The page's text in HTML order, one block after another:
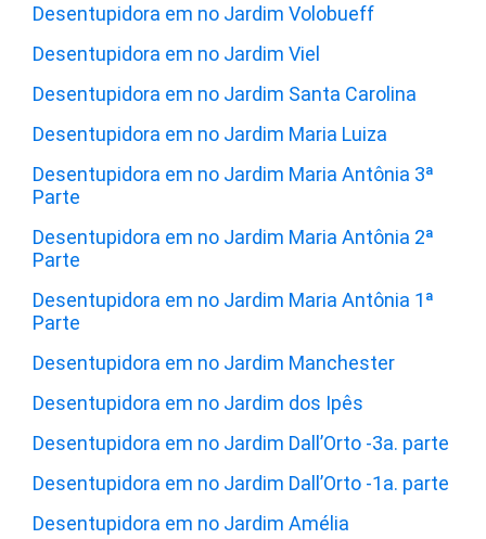
Desentupidora em no Jardim Volobueff
Desentupidora em no Jardim Viel
Desentupidora em no Jardim Santa Carolina
Desentupidora em no Jardim Maria Luiza
Desentupidora em no Jardim Maria Antônia 3ª
Parte
Desentupidora em no Jardim Maria Antônia 2ª
Parte
Desentupidora em no Jardim Maria Antônia 1ª
Parte
Desentupidora em no Jardim Manchester
Desentupidora em no Jardim dos Ipês
Desentupidora em no Jardim Dall’Orto -3a. parte
Desentupidora em no Jardim Dall’Orto -1a. parte
Desentupidora em no Jardim Amélia